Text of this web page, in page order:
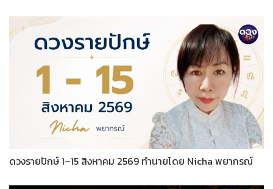
ดวงรายปักษ์ 1–15 สิงหาคม 2569 ทำนายโดย Nicha พยากรณ์